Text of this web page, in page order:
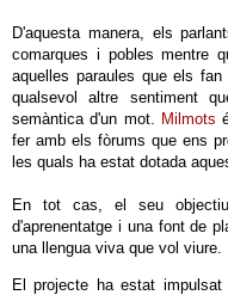
D'aquesta manera, els
comarques i pobles mentre
aquelles paraules que els
qualsevol altre sentiment
semàntica d'un mot. Milmots
fer amb els fòrums que ens
les quals ha estat dotada
En tot cas, el seu
d'aprenentatge i una font de
una llengua viva que vol viure.
El projecte ha estat impulsat